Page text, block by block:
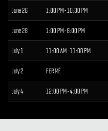
June 26 1:00 PM - 10:30 PM
June 28 1:00 PM - 6:00 PM
July 1 11:00 AM - 11:00 PM
July 2 FERMÉ
July 4 12:00 PM - 4:00 PM